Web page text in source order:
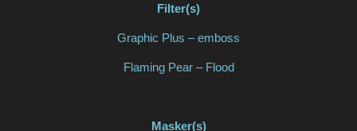
Filter(s)
Graphic Plus – emboss
Flaming Pear – Flood
Masker(s)